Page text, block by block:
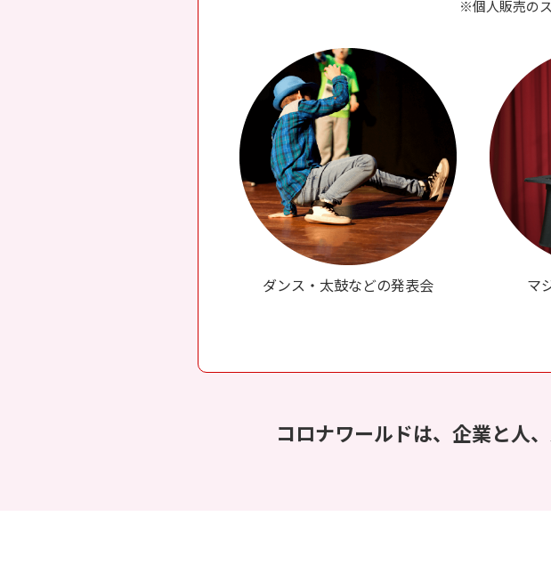
※個人販売の
ダンス・太鼓などの発表会 マ
コロナワールドは、企業と人